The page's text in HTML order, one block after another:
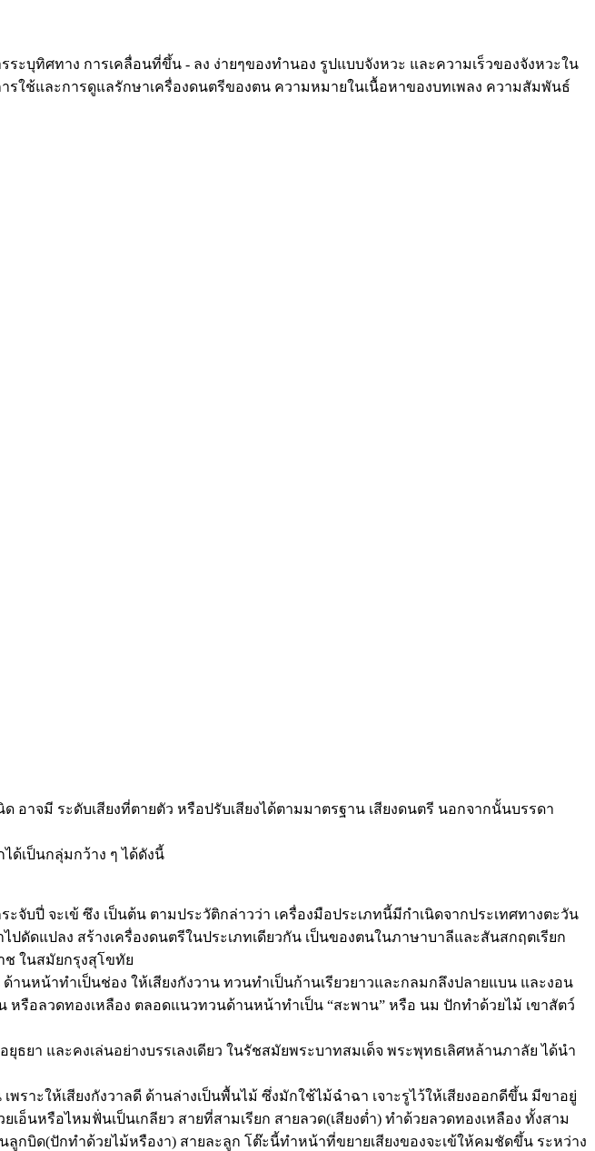
ะบุทิศทาง การเคลื่อนที่ขึ้น - ลง ง่ายๆของทำนอง รูปแบบจังหวะ และความเร็วของจังหวะใน
รใช้และการดูแลรักษาเครื่องดนตรีของตน ความหมายในเนื้อหาของบทเพลง ความสัมพันธ์
อาจมี ระดับเสียงที่ตายตัว หรือปรับเสียงได้ตามมาตรฐาน เสียงดนตรี นอกจากนั้นบรรดา
ด้เป็นกลุ่มกว้าง ๆ ได้ดังนี้
จับปี่ จะเข้ ซึง เป็นต้น ตามประวัติกล่าวว่า เครื่องมือประเภทนี้มีกำเนิดจากประเทศทางตะวัน
ดัดแปลง สร้างเครื่องดนตรีในประเภทเดียวกัน เป็นของตนในภาษาบาลีและสันสกฤตเรียก
ในสมัยกรุงสุโขทัย
น้าทำเป็นช่อง ให้เสียงกังวาน ทวนทำเป็นก้านเรียวยาวและกลมกลึงปลายแบน และงอน
รือลวดทองเหลือง ตลอดแนวทวนด้านหน้าทำเป็น “สะพาน” หรือ นม ปักทำด้วยไม้ เขาสัตว์
ยา และคงเล่นอย่างบรรเลงเดียว ในรัชสมัยพระบาทสมเด็จ พระพุทธเลิศหล้านภาลัย ได้นำ
าะให้เสียงกังวาลดี ด้านล่างเป็นพื้นไม้ ซึ่งมักใช้ไม้ฉำฉา เจาะรูไว้ให้เสียงออกดีขึ้น มีขาอยู่
อ็นหรือไหมฟั่นเป็นเกลียว สายที่สามเรียก สายลวด(เสียงต่ำ) ทำด้วยลวดทองเหลือง ทั้งสาม
กบิด(ปักทำด้วยไม้หรืองา) สายละลูก โต๊ะนี้ทำหน้าที่ขยายเสียงของจะเข้ให้คมชัดขึ้น ระหว่าง